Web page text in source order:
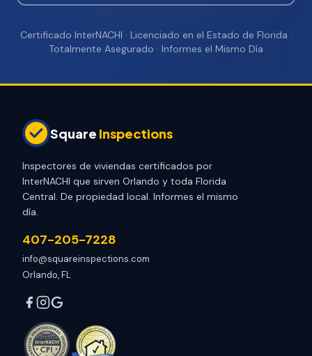
Certificado InterNACHI · Licenciado en el Estado de Florida ·
Totalmente Asegurado · Informes el Mismo Día
Square Inspections
Inspectores de viviendas certificados por
InterNACHI que sirven Orlando y toda Florida
Central. De propiedad local. Informes el mismo
día.
407-205-7228
info@squareinspections.com
Orlando, FL